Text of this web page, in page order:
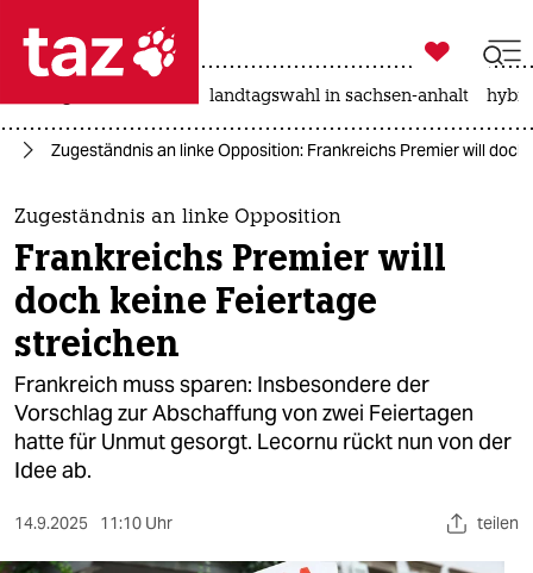
 taz zahl ich
taz zahl ich
themen
politik
öko
gesellschaft
kultur
sport
berlin

taz zahl ich
landtagswahl in sachsen-anhalt
Zugeständnis an linke Opposition: Frankreichs Premier will
Zugeständnis an linke Opposition
Frankreichs Premier will
doch keine Feiertage
streichen
Frankreich muss sparen: Insbesondere der
Vorschlag zur Abschaffung von zwei Feiertagen
hatte für Unmut gesorgt. Lecornu rückt nun von der
Idee ab.
14.9.2025 11:10 Uhr teilen